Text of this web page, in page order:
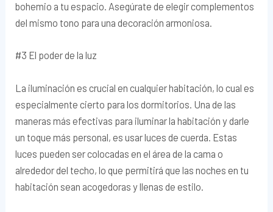
bohemio a tu espacio. Asegúrate de elegir complementos
del mismo tono para una decoración armoniosa.
#3 El poder de la luz
La iluminación es crucial en cualquier habitación, lo cual es
especialmente cierto para los dormitorios. Una de las
maneras más efectivas para iluminar la habitación y darle
un toque más personal, es usar luces de cuerda. Estas
luces pueden ser colocadas en el área de la cama o
alrededor del techo, lo que permitirá que las noches en tu
habitación sean acogedoras y llenas de estilo.